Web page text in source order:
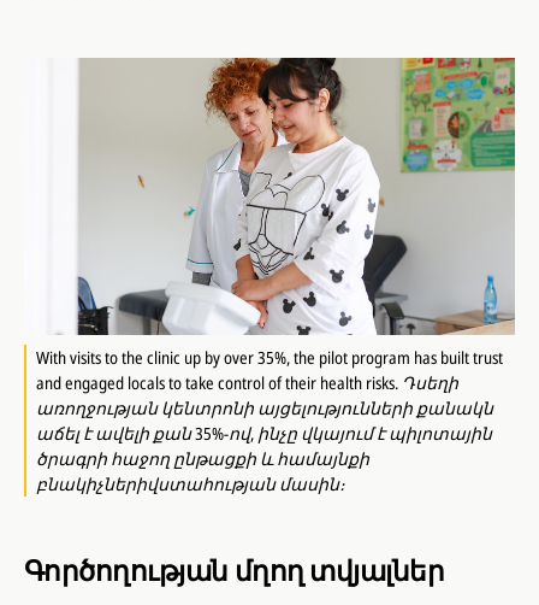
With visits to the clinic up by over 35%, the pilot program has built trust
and engaged locals to take control of their health risks. Դսեղի
առողջության կենտրոնի այցելությունների քանակն
աճել է ավելի քան 35%-ով, ինչը վկայում է պիլոտային
ծրագրի հաջող ընթացքի և համայնքի
բնակիչներիվստահության մասին։
Գործողության մղող տվյալներ